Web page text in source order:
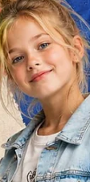
и запомнить
моды.
—
контакта для
студий